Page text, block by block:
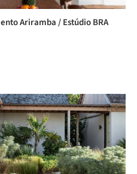
Ariramba / Estúdio BRA